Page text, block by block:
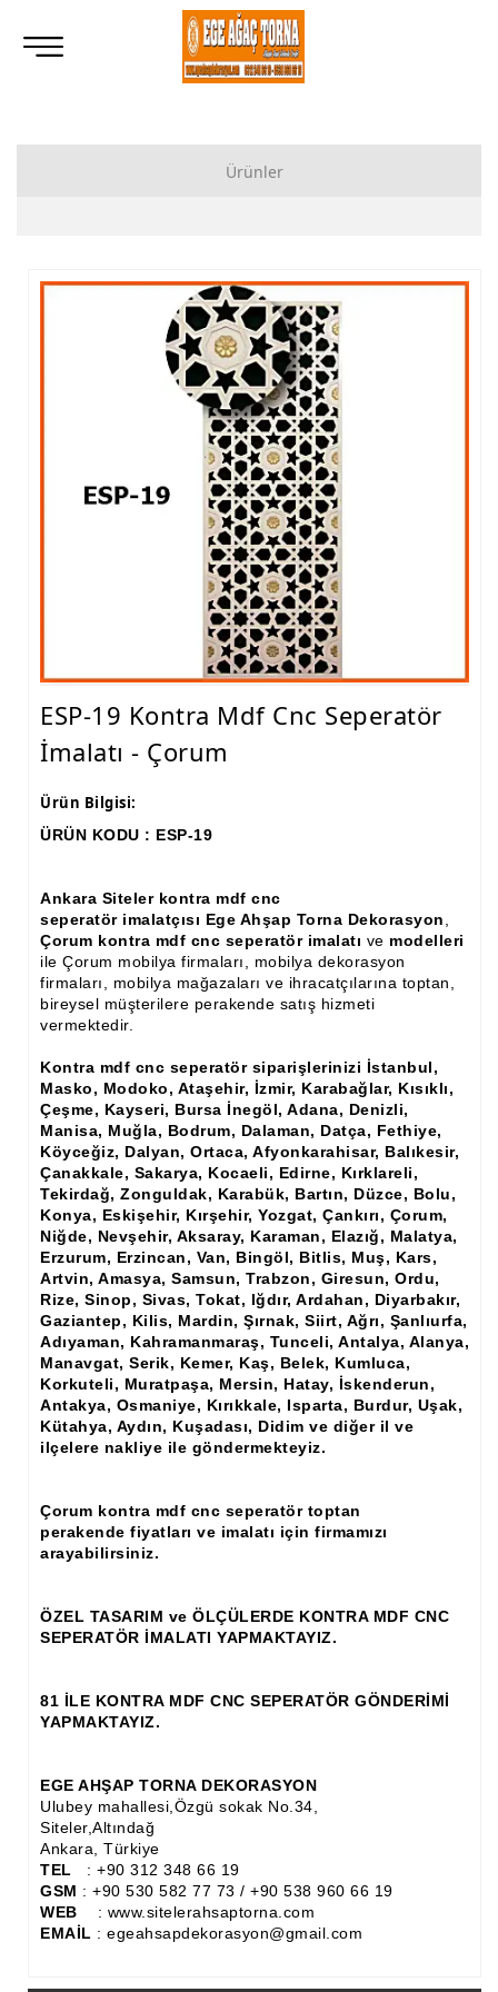
Ürünler
Tornalı Ahşap Ayak, Ahşap Topuz Ayak İmalatı, Modelleri
Ham Ahşap Göbekli Masa Ayak İmalatı, Modelleri
Ham Ahşap Yemek Masası İmalatı, Modelleri
Ham Ahşap Sandalye İmalatı, Modelleri
Ham Ahşap Zigon Sehpa İmalatı, Modelleri
Ham Ahşap Fiskos Sehpa İmalatı, Modelleri
Ham Ahşap Orta ve Yan Sehpa İmalatı, Modelleri
Ham Ahşap Tv Ünitesi (Plazma) İmalatı, Modelleri
Ham Ahşap Dresuar İmalatı, Modelleri
Ham Ahşap Konsol İmalatı, Modelleri
Ham Ahşap Saksılık Çiçeklik İmalatı, Modelleri
Ham Ahşap Makyaj Masası İmalatı Modelleri
Ham Ahşap Çalışma Masası İmalatı, Modelleri
Ham Ahşap Komodin İmalatı, Modelleri
Ham Ahşap Boy Aynası İmalatı, Modelleri
Ham Ahşap Şifonyer İmalatı Modelleri
Ham Ahşap Vitrin İmalatı, Modelleri
Ham Ahşap Gümüşlük, Kaşıklık İmalatı, Modelleri
Ham Ahşap Koltuk İmalatı, Modelleri
Ham Ahşap Josefin Koltuk İskelet İmalatı, Modelleri
Ham Ahşap Ayna Çerçeve İmalatı, Modelleri
Ham Ahşap Dekoratif Ürün İmalatı, Modelleri
El Oyması Ham Ahşap Yatak Başlıkları
Ahşap Aksesuarlar
Ahşap İşlemeli Düz Klapa
Ahşap Panjur ve Menfez
Ahşap Seperatör
Ahşap Tavan Göbeği
Burgulu Çıta İmalatı, Modelleri
Cibinlik
Cnc Ürün Çeşitleri
Diğer Ahşap Ürünler
ESP-19 Kontra Mdf Cnc Seperatör
İmalatı - Çorum
Ürün Bilgisi:
ÜRÜN KODU : ESP-19
Ankara Siteler kontra mdf cnc
seperatör imalatçısı Ege Ahşap Torna Dekorasyon
Çorum kontra mdf cnc seperatör imalatı ve modelleri
ile Çorum mobilya firmaları, mobilya dekorasyon
firmaları, mobilya mağazaları ve ihracatçılarına toptan,
bireysel müşterilere perakende satış hizmeti
vermektedir.
Kontra mdf cnc seperatör siparişlerinizi İstanbul,
Masko, Modoko, Ataşehir, İzmir, Karabağlar, Kısıklı,
Çeşme, Kayseri, Bursa İnegöl, Adana, Denizli,
Manisa, Muğla, Bodrum, Dalaman, Datça, Fethiye,
Köyceğiz, Dalyan, Ortaca, Afyonkarahisar, Balıkesir,
Çanakkale, Sakarya, Kocaeli, Edirne, Kırklareli,
Tekirdağ, Zonguldak, Karabük, Bartın, Düzce, Bolu,
Konya, Eskişehir, Kırşehir, Yozgat, Çankırı, Çorum,
Niğde, Nevşehir, Aksaray, Karaman, Elazığ, Malatya,
Erzurum, Erzincan, Van, Bingöl, Bitlis, Muş, Kars,
Artvin, Amasya, Samsun, Trabzon, Giresun, Ordu,
Rize, Sinop, Sivas, Tokat, Iğdır, Ardahan, Diyarbakır,
Gaziantep, Kilis, Mardin, Şırnak, Siirt, Ağrı, Şanlıurfa,
Adıyaman, Kahramanmaraş, Tunceli, Antalya, Alanya,
Manavgat, Serik, Kemer, Kaş, Belek, Kumluca,
Korkuteli, Muratpaşa, Mersin, Hatay, İskenderun,
Antakya, Osmaniye, Kırıkkale, Isparta, Burdur, Uşak,
Kütahya, Aydın, Kuşadası, Didim ve diğer il ve
ilçelere nakliye ile göndermekteyiz.
Çorum kontra mdf cnc seperatör toptan
perakende fiyatları ve imalatı için firmamızı
arayabilirsiniz.
ÖZEL TASARIM ve ÖLÇÜLERDE KONTRA MDF CNC
SEPERATÖR İMALATI YAPMAKTAYIZ.
81 İLE KONTRA MDF CNC SEPERATÖR GÖNDERİMİ
YAPMAKTAYIZ.
EGE AHŞAP TORNA DEKORASYON
Ulubey mahallesi,Özgü sokak No.34,
Siteler,Altındağ
Ankara, Türkiye
TEL : +90 312 348 66 19
GSM : +90 530 582 77 73 / +90 538 960 66 19
WEB : www.sitelerahsaptorna.com
EMAİL : egeahsapdekorasyon@gmail.com